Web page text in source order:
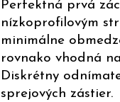
Perfektná prvá
nízkoprofilovým
minimálne
rovnako vhodná
Diskrétny
sprejových zástier.